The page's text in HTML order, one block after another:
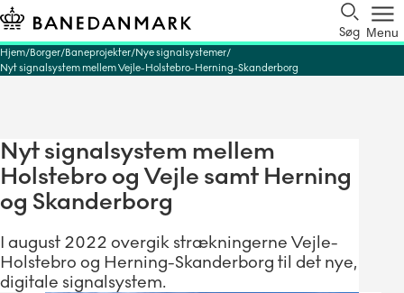
Søg Menu
Hjem Borger Baneprojekter Nye signalsystemer
Nyt signalsystem mellem Vejle-Holstebro-Herning-Skanderborg
Nyt signalsystem mellem
Holstebro og Vejle samt Herning
og Skanderborg
I august 2022 overgik strækningerne Vejle-
Holstebro og Herning-Skanderborg til det nye,
digitale signalsystem.